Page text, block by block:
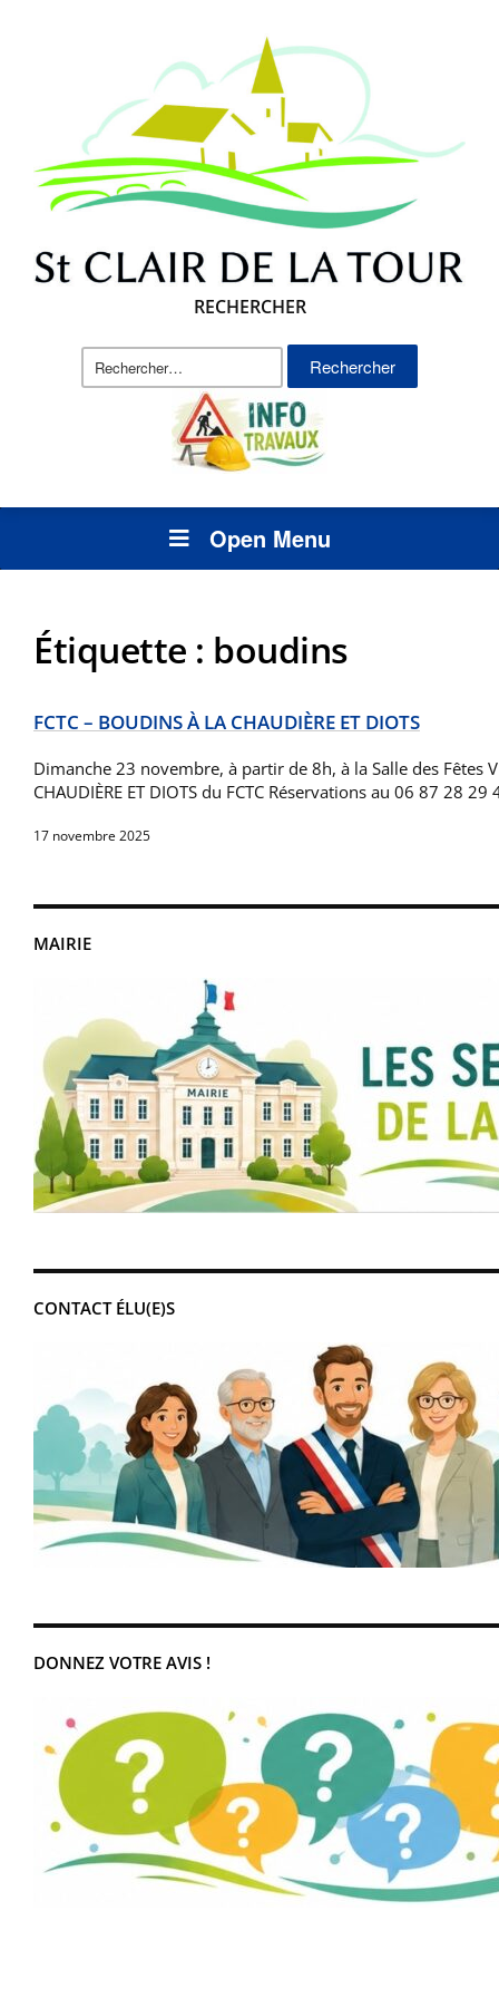
RECHERCHER
Rechercher :
Open Menu
MAIRIE
CONTACT ÉLU(E)S
DONNEZ VOTRE AVIS !
Étiquette : boudins
FCTC – BOUDINS À LA CHAUDIÈRE ET DIOTS
Dimanche 23 novembre, à partir de 8h, à la Salle des Fêtes
CHAUDIÈRE ET DIOTS du FCTC Réservations au 06 87 28
17 novembre 2025